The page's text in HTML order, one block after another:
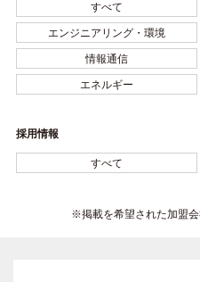
すべて
エンジニアリング・環境
情報通信
エネルギー
採用情報
すべて
※掲載を希望された加盟